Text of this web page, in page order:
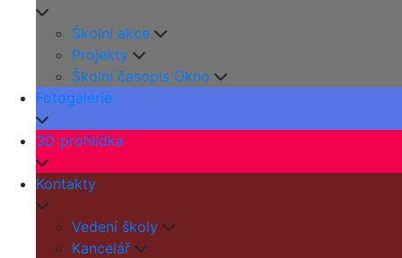
Školní akce
Projekty
Školní časopis Okno
Fotogalerie
3D prohlídka
Kontakty
Vedení školy
Kancelář